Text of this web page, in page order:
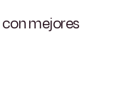
con mejores